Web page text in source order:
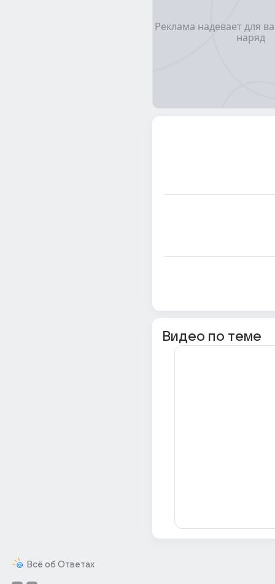
Всё об Ответах
Видео по теме